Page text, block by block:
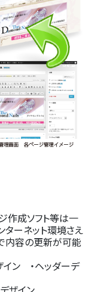
作成ソフト等は一
ターネット環境さえ
内容の更新が可能
イン ・ヘッダーデ